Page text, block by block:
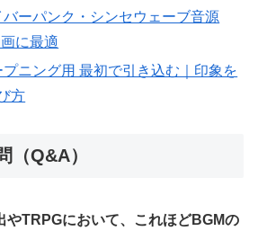
ーパンク・シンセウェーブ音源
に最適
ニング用 最初で引き込む｜印象を
方
（Q&A）
やTRPGにおいて、これほどBGMの